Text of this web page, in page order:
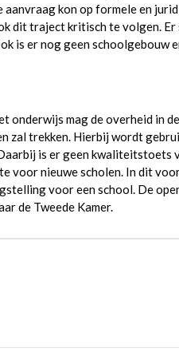
kon op formele en
dit traject kritisch te volgen.
is er nog geen schoolgebouw
onderwijs mag de overheid in
zal trekken. Hierbij wordt
is er geen kwaliteitstoets
voor nieuwe scholen. In dit
voor een school. De
de Tweede Kamer.